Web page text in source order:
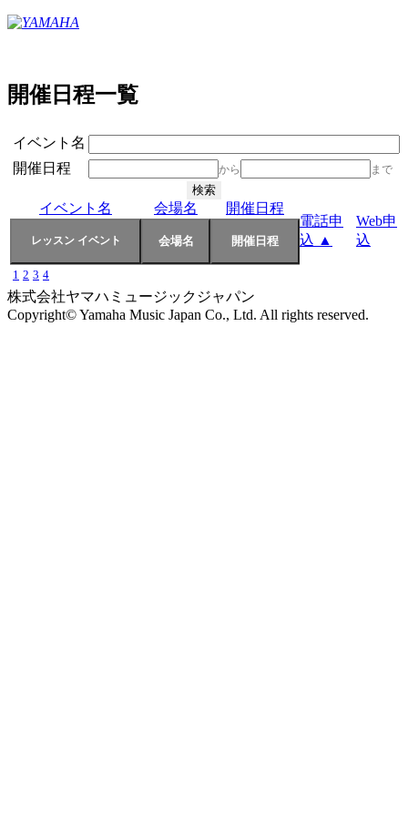
開催日程一覧
イベント名
開催日程
から まで
イベント名 会場名
開催日程
電話申
込 ▲
Web申
込
1 2 3 4
株式会社ヤマハミュージックジャパン
Copyright© Yamaha Music Japan Co., Ltd. All rights reserved.